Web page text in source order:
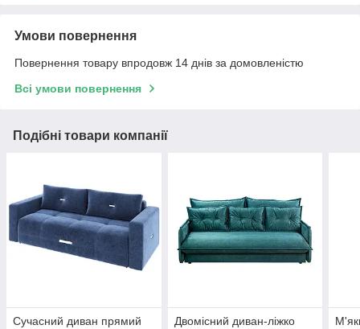
Умови повернення
Повернення товару впродовж 14 днів за домовленістю
Всі умови повернення
Подібні товари компанії
Сучасний диван прямий
Двомісний диван-ліжко